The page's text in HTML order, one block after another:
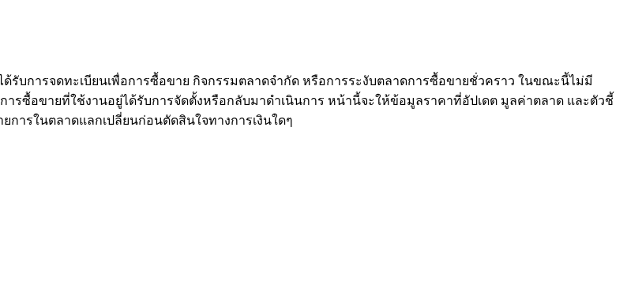
ด้รับการจดทะเบียนเพื่อการซื้อขาย กิจกรรมตลาดจำกัด หรือการระงับตลาดการซื้อขายชั่วคราว ในขณะนี้ไม่มี
ซื้อขายที่ใช้งานอยู่ได้รับการจัดตั้งหรือกลับมาดำเนินการ หน้านี้จะให้ข้อมูลราคาที่อัปเดต มูลค่าตลาด และตัวชี้
ารในตลาดแลกเปลี่ยนก่อนตัดสินใจทางการเงินใดๆ